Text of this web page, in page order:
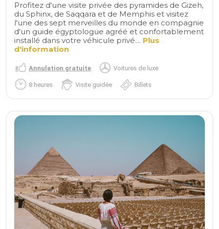
Profitez d'une visite privée des pyramides de Gizeh,
du Sphinx, de Saqqara et de Memphis et visitez
l'une des sept merveilles du monde en compagnie
d'un guide égyptologue agréé et confortablement
installé dans votre véhicule privé.... Plus
d'information
Annulation gratuite Voitures de luxe
8 heures Visite guidée Billets